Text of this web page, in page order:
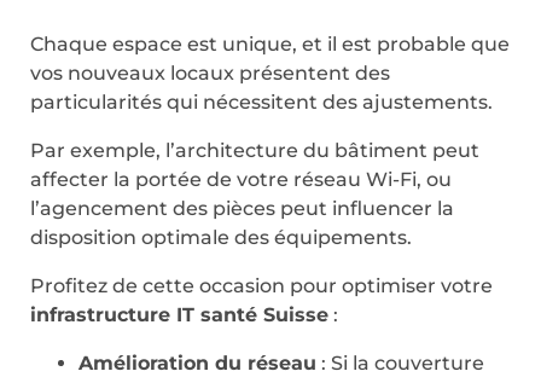
Chaque espace est unique, et il est probable que
vos nouveaux locaux présentent des
particularités qui nécessitent des ajustements.
Par exemple, l’architecture du bâtiment peut
affecter la portée de votre réseau Wi-Fi, ou
l’agencement des pièces peut influencer la
disposition optimale des équipements.
Profitez de cette occasion pour optimiser votre
infrastructure IT santé Suisse :
Amélioration du réseau : Si la couverture